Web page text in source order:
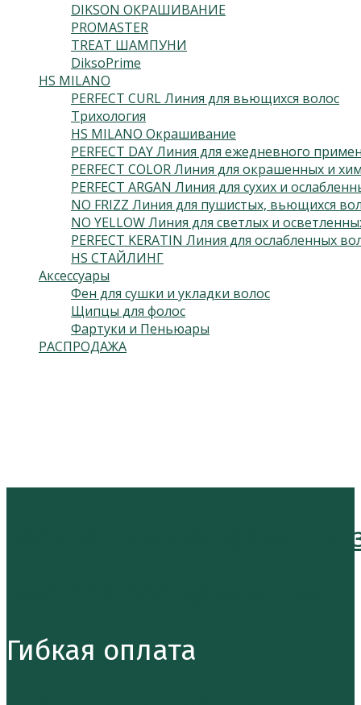
DIKSON ОКРАШИВАНИЕ
PROMASTER
TREAT ШАМПУНИ
DiksoPrime
HS MILANO
PERFECT CURL Линия для вьющихся волос
Трихология
HS MILANO Окрашивание
PERFECT DAY Линия для ежедневного
PERFECT COLOR Линия для окрашенных и
PERFECT ARGAN Линия для сухих и
NO FRIZZ Линия для пушистых, вьющихся
NO YELLOW Линия для светлых и
PERFECT KERATIN Линия для ослабленных
HS СТАЙЛИНГ
Аксессуары
Фен для сушки и укладки волос
Щипцы для фолос
Фартуки и Пеньюары
РАСПРОДАЖА
Бесплатная доставка при
Гибкая оплата